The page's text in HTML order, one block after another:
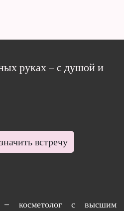
руках – с душой и
встречу
косметолог с высшим